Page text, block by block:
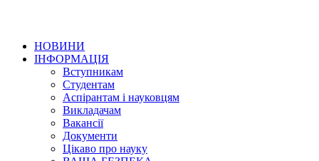
НОВИНИ
ІНФОРМАЦІЯ
Вступникам
Студентам
Аспірантам і науковцям
Викладачам
Вакансії
Документи
Цікаво про науку